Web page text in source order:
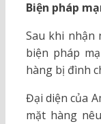
Biện pháp
Sau khi nhận
biện pháp
hàng bị đình
Đại diện của
mặt hàng